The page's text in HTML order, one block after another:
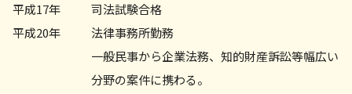
平成17年
司法試験合格
平成20年
法律事務所勤務
一般民事から企業法務、知的財産訴訟等幅広い
分野の案件に携わる。